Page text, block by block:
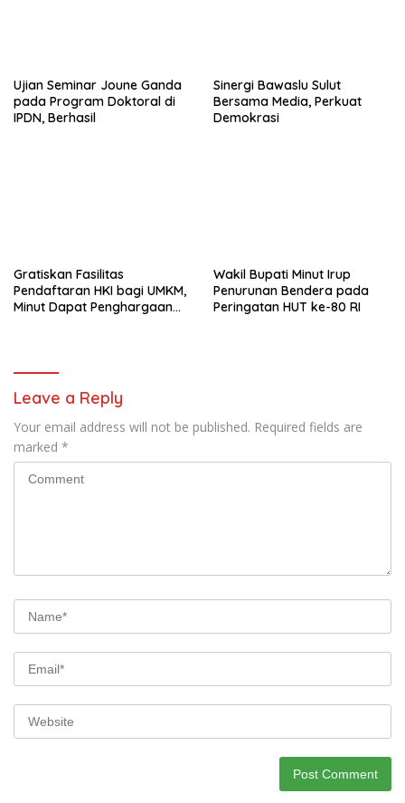
Ujian Seminar Joune Ganda
pada Program Doktoral di
IPDN, Berhasil
Sinergi Bawaslu Sulut
Bersama Media, Perkuat
Demokrasi
Gratiskan Fasilitas
Pendaftaran HKI bagi UMKM,
Minut Dapat Penghargaan
Wakil Bupati Minut Irup
Penurunan Bendera pada
Peringatan HUT ke-80 RI
Leave a Reply
Your email address will not be published. Required fields are
marked *